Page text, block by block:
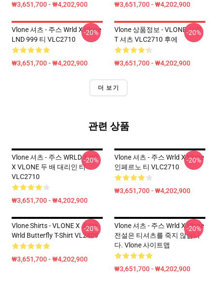
₩3,651,700 - ₩4,202,900 ₩3,651,700 - ₩4,202,900
Vlone 셔츠 - 주스 Wrld X Vlone
LND 999 티 VLC2710
₩3,651,700 - ₩4,202,900
-20%
Vlone 상품정보 - VLONE 시간
T 셔츠 VLC2710 후에
₩3,651,700 - ₩4,202,900
-20%
더 보기
관련 상품
Vlone 셔츠 - 주스 WRLD X XO
X VLONE 두 배 대리인 티
VLC2710
₩3,651,700 - ₩4,202,900
-20%
Vlone 셔츠 - 주스 Wrld X Vlone
인페르노 티 VLC2710
₩3,651,700 - ₩4,202,900
-20%
Vlone Shirts - VLONE X Juice
Wrld Butterfly T-Shirt VL2409
₩3,651,700 - ₩4,202,900
-20%
Vlone 셔츠 - 주스 Wrld X Vlone
전설은 티셔츠를 죽지 않습니
다. Vlone 사이트맵
₩3,651,700 - ₩4,202,900
-20%